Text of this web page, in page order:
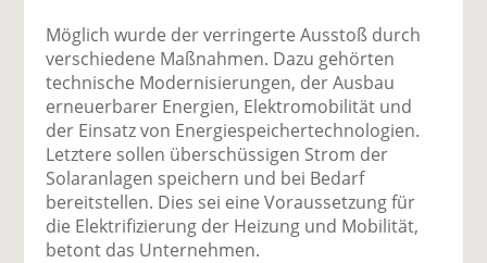
Möglich wurde der verringerte Ausstoß durch
verschiedene Maßnahmen. Dazu gehörten
technische Modernisierungen, der Ausbau
erneuerbarer Energien, Elektromobilität und
der Einsatz von Energiespeichertechnologien.
Letztere sollen überschüssigen Strom der
Solaranlagen speichern und bei Bedarf
bereitstellen. Dies sei eine Voraussetzung für
die Elektrifizierung der Heizung und Mobilität,
betont das Unternehmen.